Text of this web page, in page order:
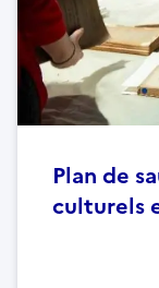
Plan de
culturels